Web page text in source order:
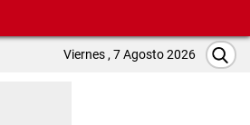
Viernes , 7 Agosto 2026